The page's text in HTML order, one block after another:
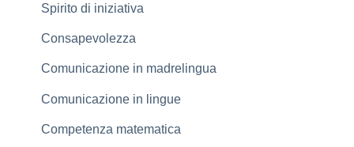
Spirito di iniziativa
Consapevolezza
Comunicazione in madrelingua
Comunicazione in lingue
Competenza matematica